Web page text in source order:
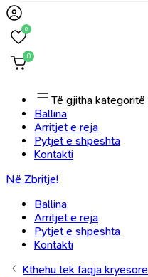
0
0
Të gjitha kategoritë
Ballina
Arritjet e reja
Pytjet e shpeshta
Kontakti
Në Zbritje!
Ballina
Arritjet e reja
Pytjet e shpeshta
Kontakti
Kthehu tek faqja kryesore